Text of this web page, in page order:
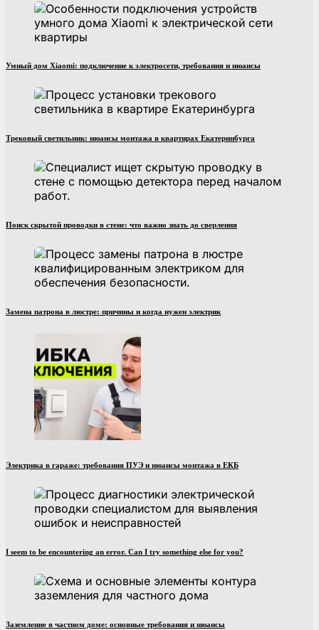
Умный дом Xiaomi: подключение к электросети, требования и нюансы
Трековый светильник: нюансы монтажа в квартирах Екатеринбурга
Поиск скрытой проводки в стене: что важно знать до сверления
Замена патрона в люстре: причины и когда нужен электрик
Электрика в гараже: требования ПУЭ и нюансы монтажа в ЕКБ
I seem to be encountering an error. Can I try something else for you?
Заземление в частном доме: основные требования и нюансы